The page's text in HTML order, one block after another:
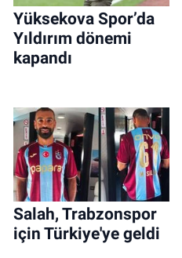
Yüksekova Spor’da
Yıldırım dönemi
kapandı
Salah, Trabzonspor
için Türkiye'ye geldi